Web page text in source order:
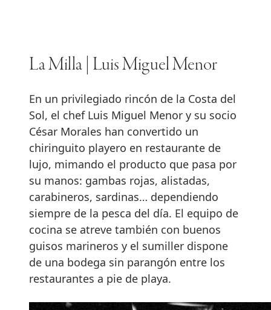
La Milla | Luis Miguel Menor
En un privilegiado rincón de la Costa del
Sol, el chef Luis Miguel Menor y su socio
César Morales han convertido un
chiringuito playero en restaurante de
lujo, mimando el producto que pasa por
su manos: gambas rojas, alistadas,
carabineros, sardinas… dependiendo
siempre de la pesca del día. El equipo de
cocina se atreve también con buenos
guisos marineros y el sumiller dispone
de una bodega sin parangón entre los
restaurantes a pie de playa.